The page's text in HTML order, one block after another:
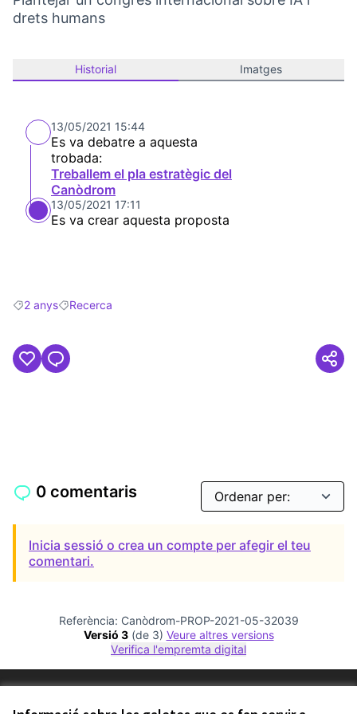
drets humans
Historial Imatges
13/05/2021 15:44
Es va debatre a aquesta
trobada:
Treballem el pla estratègic del
Canòdrom
13/05/2021 17:11
Es va crear aquesta proposta
Resultats en filtrar per: 2 anys
2 anysResultats en filtrar per: Recerca
Recerca
0 comentaris
Inicia sessió o crea un compte per afegir el teu
comentari.
Referència: Canòdrom-PROP-2021-05-32039
Versió 3(de 3)
veure altres versions
Verifica l'empremta digital
Configuració de les galetes